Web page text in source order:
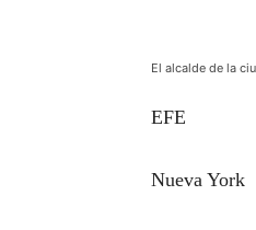
El alcalde de la
EFE
Nueva York